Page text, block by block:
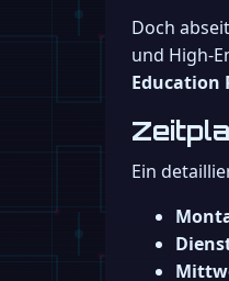
Doch
und High-
Education
Ein